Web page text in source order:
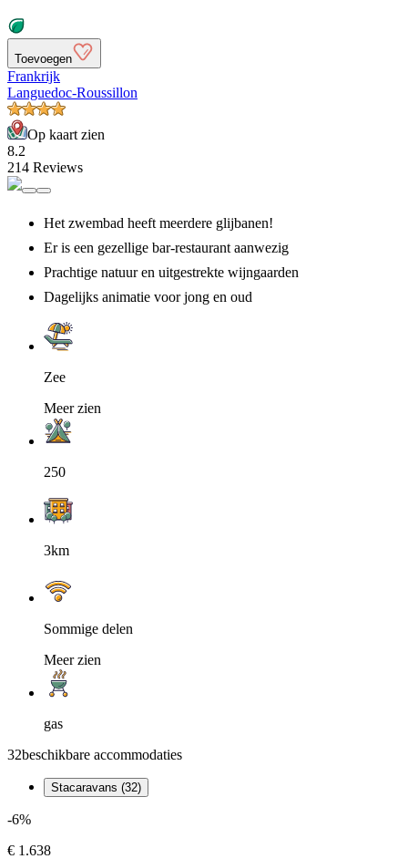
Toevoegen
Frankrijk
Languedoc-Roussillon
Op kaart zien
8.2
214 Reviews
Het zwembad heeft meerdere glijbanen!
Er is een gezellige bar-restaurant aanwezig
Prachtige natuur en uitgestrekte wijngaarden
Dagelijks animatie voor jong en oud
Zee
Meer zien
250
3km
Sommige delen
Meer zien
gas
32beschikbare accommodaties
Stacaravans (32)
-6%
€ 1.638